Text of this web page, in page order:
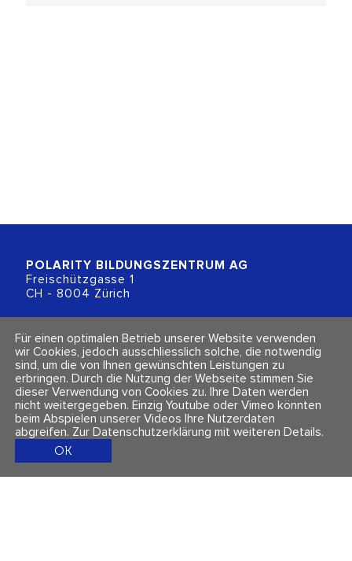
POLARITY BILDUNGSZENTRUM AG
Freischützgasse 1
CH - 8004 Zürich
+41 (0)44 218 80 80
info@polarity.ch
Kontakt & Info
Newsletter
Impressum & Datenschutz
AGBs
Folge uns
Für einen optimalen Betrieb unserer Website verwenden
wir Cookies, jedoch ausschliesslich solche, die notwendig
sind, um die von Ihnen gewünschten Leistungen zu
erbringen. Durch die Nutzung der Webseite stimmen Sie
dieser Verwendung von Cookies zu. Ihre Daten werden
nicht weitergegeben. Einzig Youtube oder Vimeo könnten
beim Abspielen unserer Videos Ihre Nutzerdaten
abgreifen. Zur Datenschutzerklärung mit weiteren Details.
OK